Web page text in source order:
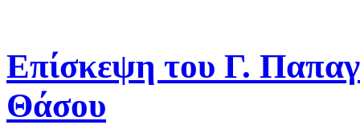
Επίσκεψη του Γ.
Θάσου